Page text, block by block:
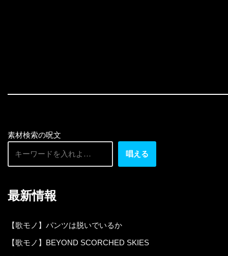
素材検索の呪文
唱える
最新情報
【歌モノ】パンツは脱いでいるか
【歌モノ】BEYOND SCORCHED SKIES